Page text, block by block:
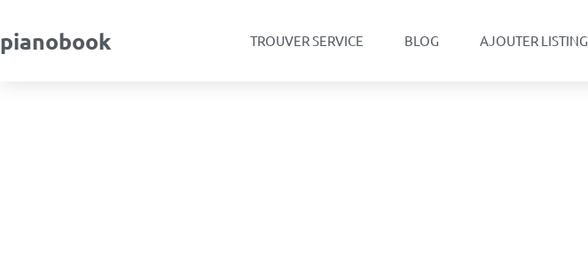
pianobook TROUVER SERVICE BLOG AJOUTER LISTING